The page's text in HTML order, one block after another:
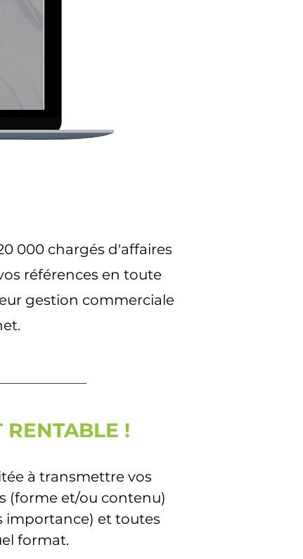
000 chargés d'affaires
références en toute
gestion commerciale
RENTABLE !
à transmettre vos
(forme et/ou contenu)
importance) et toutes
format.